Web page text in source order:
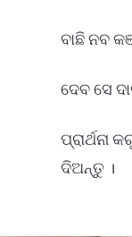
ବାଛି ନବ
ଦେବ ସେ
ଦିଅନ୍ତୁ ।